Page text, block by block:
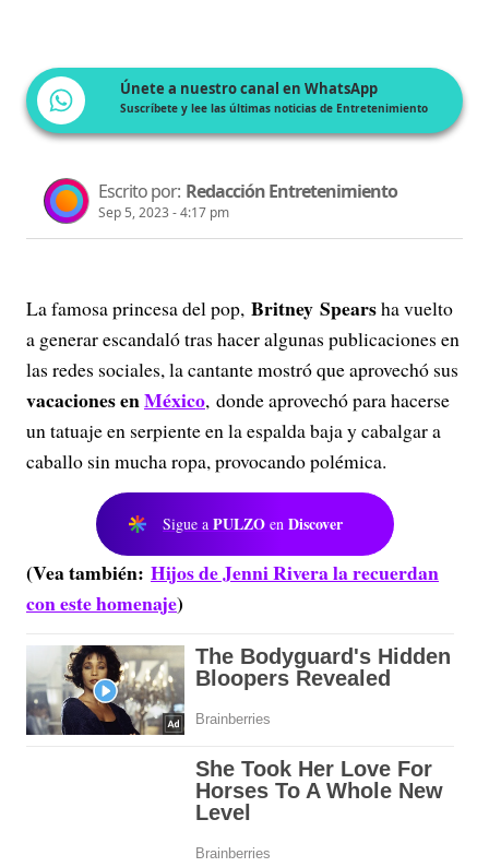
Únete a nuestro canal en WhatsApp
Suscríbete y lee las últimas noticias de Entretenimiento
Escrito por: Redacción Entretenimiento
Sep 5, 2023 - 4:17 pm
La famosa princesa del pop, Britney Spearsha vuelto
a generar escandaló tras hacer algunas publicaciones en
las redes sociales, la cantante mostró que aprovechó sus
vacaciones enMéxico, donde aprovechó para hacerse
un tatuaje en serpiente en la espalda baja y cabalgar a
caballo sin mucha ropa, provocando polémica.
Sigue a PULZO en Discover
(Vea también: Hijos de Jenni Rivera la recuerdan
con este homenaje)